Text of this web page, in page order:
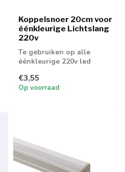
Koppelsnoer 20cm voor
éénkleurige Lichtslang
220v
Te gebruiken op alle
éénkleurige 220v led
€3,55
Op voorraad